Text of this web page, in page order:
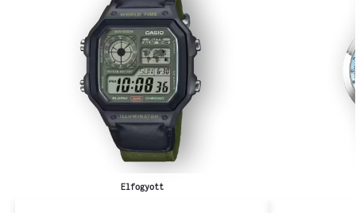
Elfogyott